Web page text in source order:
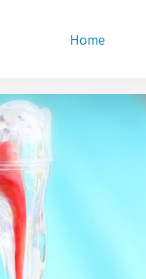
Home